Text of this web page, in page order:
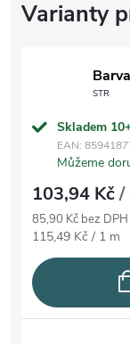
STR
Skladem
EAN:
Můžeme
103,94 Kč/
85,90 Kč bez DPH
Měrná cena:
115,49 Kč / 1 m